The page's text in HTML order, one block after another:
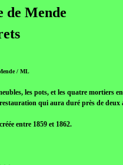
de Mende
/ ML
les pots, et les quatre mortiers
qui aura duré près de deux
entre 1859 et 1862.